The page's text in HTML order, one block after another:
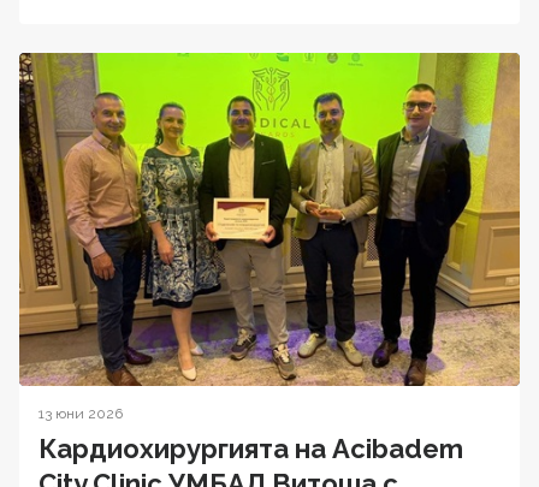
13 юни 2026
Кардиохирургията на Acibadem